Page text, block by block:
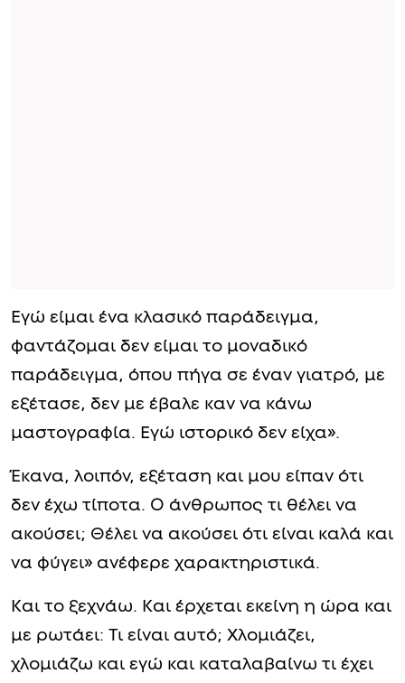
Εγώ είμαι ένα κλασικό παράδειγμα,
φαντάζομαι δεν είμαι το μοναδικό
παράδειγμα, όπου πήγα σε έναν γιατρό, με
εξέτασε, δεν με έβαλε καν να κάνω
μαστογραφία. Εγώ ιστορικό δεν είχα».
Έκανα, λοιπόν, εξέταση και μου είπαν ότι
δεν έχω τίποτα. Ο άνθρωπος τι θέλει να
ακούσει; Θέλει να ακούσει ότι είναι καλά και
να φύγει» ανέφερε χαρακτηριστικά.
Και το ξεχνάω. Και έρχεται εκείνη η ώρα και
με ρωτάει: Τι είναι αυτό; Χλομιάζει,
χλομιάζω και εγώ και καταλαβαίνω τι έχει